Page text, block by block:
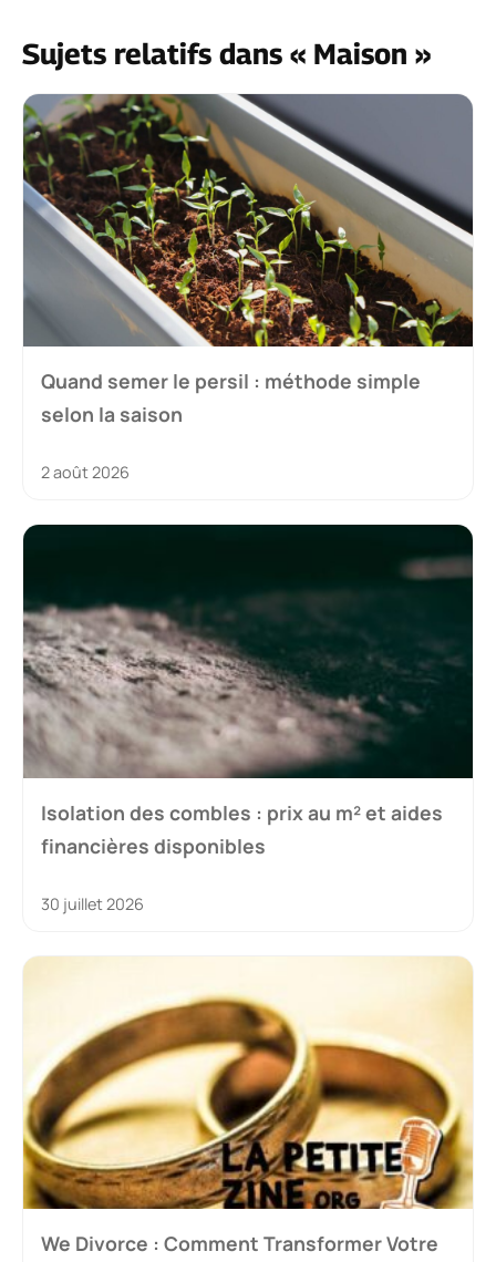
Sujets relatifs dans « Maison »
Quand semer le persil : méthode simple
selon la saison
2 août 2026
Isolation des combles : prix au m² et aides
financières disponibles
30 juillet 2026
We Divorce : Comment Transformer Votre